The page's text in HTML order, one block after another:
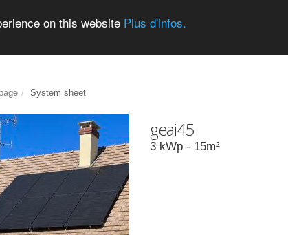
on this website Plus d'infos.
System sheet
geai45
3 kWp - 15m²